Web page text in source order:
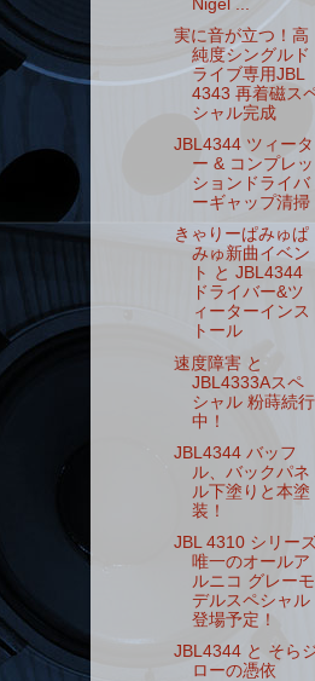
Nigel ...
実に音が立つ！高
純度シングルド
ライブ専用JBL
4343 再着磁ス
シャル完成
JBL4344 ツィータ
ー & コンプレッ
ションドライバ
ーギャップ清掃
きゃりーぱみゅぱ
みゅ新曲イベン
ト と JBL4344
ドライバー&ツ
ィーターインス
トール
速度障害 と
JBL4333Aスペ
シャル 粉蒔続行
中！
JBL4344 バッフ
ル、バックパネ
ル下塗りと本塗
装！
JBL 4310 シリー
唯一のオールア
ルニコ グレーモ
デルスペシャル
登場予定！
JBL4344 と そら
ローの憑依